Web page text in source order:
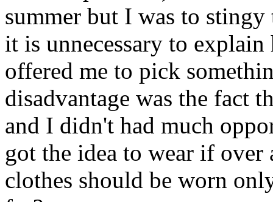
summer but I was to
it is unnecessary to
offered me to pick
disadvantage was the fact
and I didn't had much
got the idea to wear if
clothes should be worn